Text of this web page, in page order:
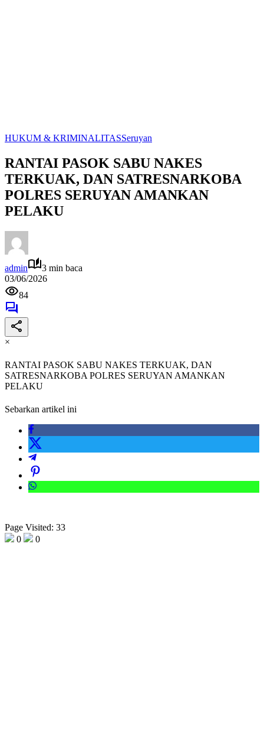
HUKUM & KRIMINALITASSeruyan
RANTAI PASOK SABU NAKES
TERKUAK, DAN SATRESNARKOBA
POLRES SERUYAN AMANKAN
PELAKU
admin
3 min baca
03/06/2026
84
×
RANTAI PASOK SABU NAKES TERKUAK, DAN
SATRESNARKOBA POLRES SERUYAN AMANKAN
PELAKU
Sebarkan artikel ini
Page Visited: 33
0
0